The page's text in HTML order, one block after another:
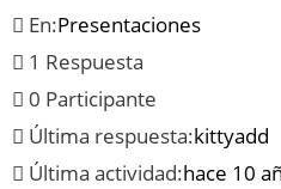
En:Presentaciones
1 Respuesta
0 Participante
Última respuesta:kittyadd
Última actividad:hace 10